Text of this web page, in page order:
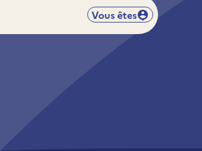
Vous êtes